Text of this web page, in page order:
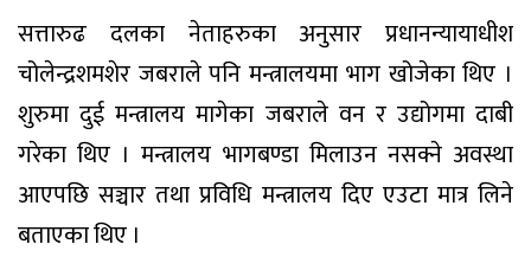
सत्तारुढ दलका नेताहरुका अनुसार प्रधानन्यायाधीश
चोलेन्द्रशमशेर जबराले पनि मन्त्रालयमा भाग खोजेका थिए ।
शुरुमा दुई मन्त्रालय मागेका जबराले वन र उद्योगमा दाबी
गरेका थिए । मन्त्रालय भागबण्डा मिलाउन नसक्ने अवस्था
आएपछि सञ्चार तथा प्रविधि मन्त्रालय दिए एउटा मात्र लिने
बताएका थिए ।